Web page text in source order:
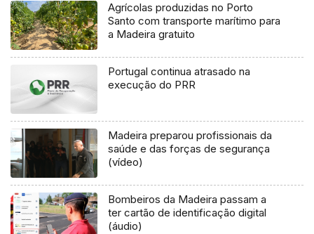
Agrícolas produzidas no Porto
Santo com transporte marítimo para
a Madeira gratuito
Portugal continua atrasado na
execução do PRR
Madeira preparou profissionais da
saúde e das forças de segurança
(vídeo)
Bombeiros da Madeira passam a
ter cartão de identificação digital
(áudio)